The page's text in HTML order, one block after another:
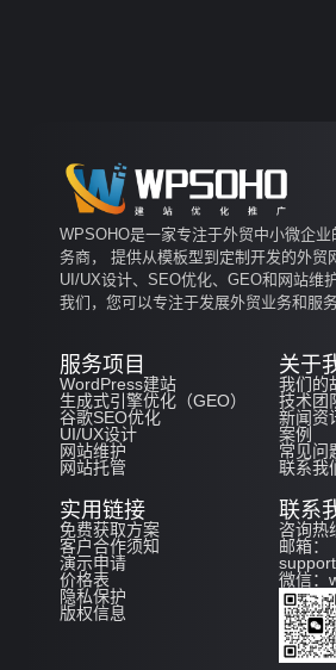
WPSOHO是一家专注于外贸中小微企
务商， 提供从模板型到定制开发的外贸
UI/UX设计、SEO优化、GEO和网站维
我们，您可以专注于发展外贸业务和服务
服务项目
WordPress建站
生成式引擎优化（GEO）
谷歌SEO优化
UI/UX设计
网站维护
网站托管
关于
我们的
技术团
新闻资
案例
常见问
联系我
实用链接
免费获取方案
客户合作须知
演示申请
价格表
隐私保护
版权信息
联系
咨询热
邮箱：
微信：